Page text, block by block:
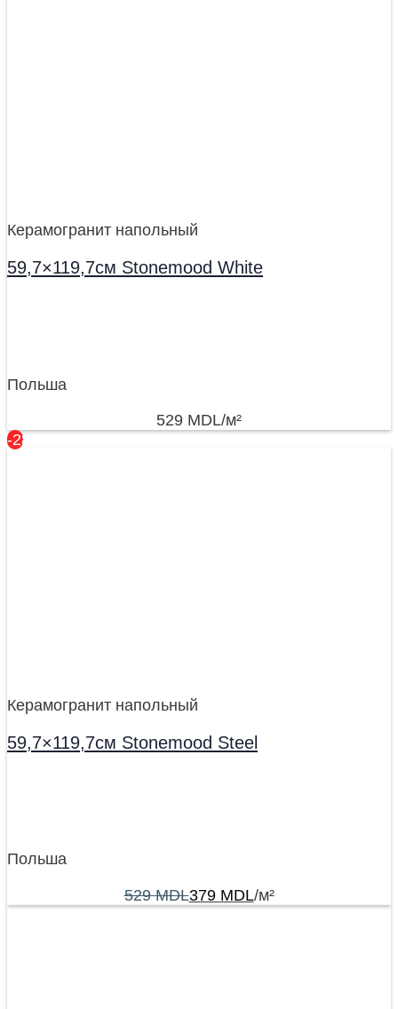
Керамогранит напольный
59,7×119,7см Stonemood White
Польша
529 MDL/м²
-28%
Керамогранит напольный
59,7×119,7см Stonemood Steel
Польша
529MDL379 MDL/м²